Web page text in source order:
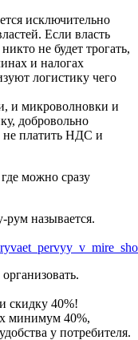
исключительно
Если власть
не будет трогать,
и налогах
логистику чего
и микроволновки и
добровольно
не платить НДС и
можно сразу
называется.
скидку 40%!
минимум 40%,
у потребителя.